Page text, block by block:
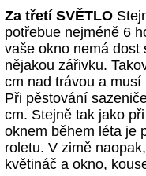
Za třetí SVĚTLO
potřebue nejméně 6
vaše okno nemá dost
nějakou zářivku.
cm nad trávou a
Při pěstování
cm. Stejně tak jako
oknem během léta je
roletu. V zimě
květináč a okno,